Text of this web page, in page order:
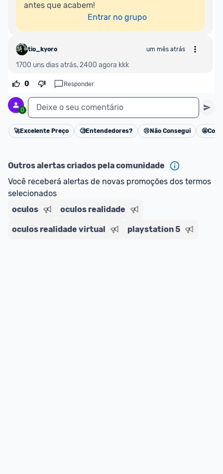
antes que acabem!
Entrar no grupo
tio_kyoro um mês atrás
1700 uns dias atrás, 2400 agora kkk
0 Responder
0 Deixe o seu comentário
Cancelar
🚀Excelente Preço 🧐Entendedores? 😢 Não Consegui 🤩
Outros alertas criados pela comunidade
Você receberá alertas de novas promoções dos termos
selecionados
oculos
oculos realidade
oculos realidade virtual playstation 5